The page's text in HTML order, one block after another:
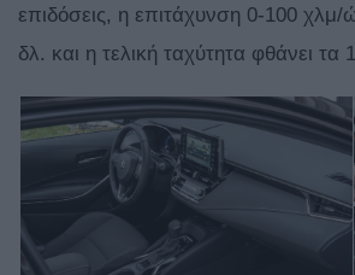
επιδόσεις, η επιτάχυνση 0-100 χλμ/
δλ. και η τελική ταχύτητα φθάνει